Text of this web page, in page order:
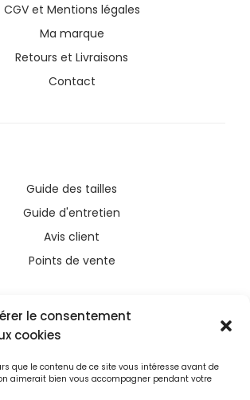
le consentement
cookies
que le contenu de ce site vous intéresse avant de
aimerait bien vous accompagner pendant votre
CGVet Mentions légales
Ma marque
Retours et Livraisons
Contact
Guide des tailles
Guide d'entretien
Avis client
Points de vente
de la réponse de l’Union
pandémie COVID-19. L’Europe